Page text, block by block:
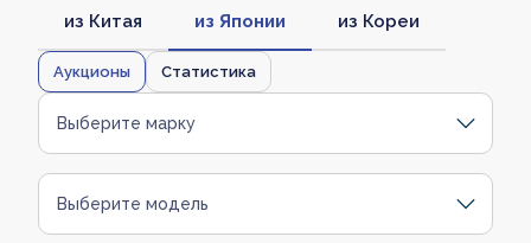
из Китая из Японии из Кореи
Аукционы Статистика
Выберите марку
Выберите модель